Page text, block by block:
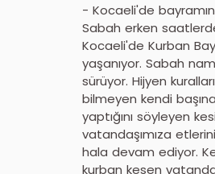
- Kocaeli'de
Sabah erken
Kocaeli'de Kurban
yaşanıyor. Sabah
sürüyor. Hijyen
bilmeyen kendi
yaptığını söyleyen
vatandaşımıza
hala devam ediyor.
kurban kesen